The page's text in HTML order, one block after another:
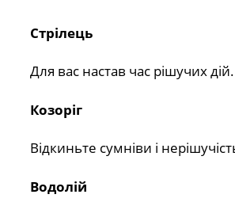
Стрілець
Для вас настав час рішучих дій.
Козоріг
Відкиньте сумніви і
Водолій